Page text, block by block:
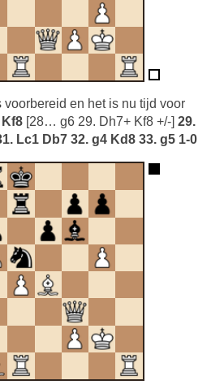
voorbereid en het is nu tijd voor
[28… g6 29. Dh7+ Kf8 +/-] 29.
Lc1 Db7 32. g4 Kd8 33. g5 1-0